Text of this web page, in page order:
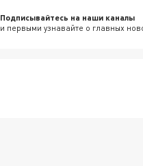
Подписывайтесь на наши каналы
и первыми узнавайте о главных